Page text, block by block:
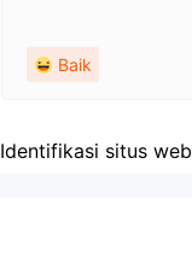
Baik
Identifikasi situs web